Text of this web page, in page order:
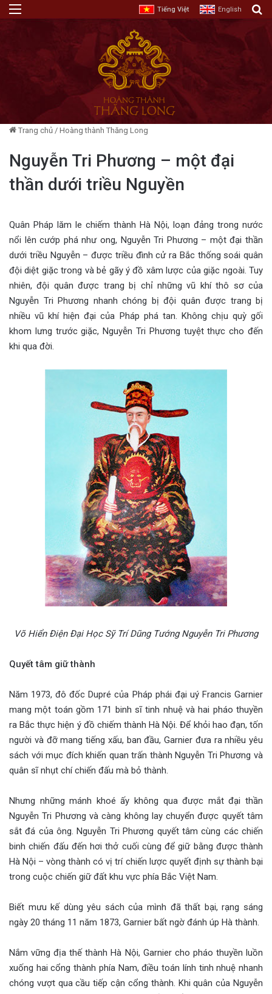
Tiếng Việt English
Trang chủ / Hoàng thành Thăng Long
Nguyễn Tri Phương – một đại
thần dưới triều Nguyền
Quân Pháp lăm le chiếm thành Hà Nội, loạn đảng trong nước
nổi lên cướp phá như ong, Nguyễn Tri Phương – một đại thần
dưới triều Nguyễn – được triều đình cử ra Bắc thống soái quân
đội diệt giặc trong và bẻ gãy ý đồ xâm lược của giặc ngoài. Tuy
nhiên, đội quân được trang bị chỉ những vũ khí thô sơ của
Nguyễn Tri Phương nhanh chóng bị đội quân được trang bị
nhiều vũ khí hiện đại của Pháp phá tan. Không chịu quỳ gối
khom lưng trước giặc, Nguyễn Tri Phương tuyệt thực cho đến
khi qua đời.
Võ Hiển Điện Đại Học Sỹ Trí Dũng Tướng Nguyễn Tri Phương
Quyết tâm giữ thành
Năm 1973, đô đốc Dupré của Pháp phái đại uý Francis Garnier
mang một toán gồm 171 binh sĩ tinh nhuệ và hai pháo thuyền
ra Bắc thực hiện ý đồ chiếm thành Hà Nội. Để khỏi hao đạn, tốn
người và đỡ mang tiếng xấu, ban đầu, Garnier đưa ra nhiều yêu
sách với mục đích khiến quan trấn thành Nguyễn Tri Phương và
quân sĩ nhụt chí chiến đấu mà bỏ thành.
Nhưng những mánh khoé ấy không qua được mắt đại thần
Nguyễn Tri Phương và càng không lay chuyển được quyết tâm
sắt đá của ông. Nguyễn Tri Phương quyết tâm cùng các chiến
binh chiến đấu đến hơi thở cuối cùng để giữ bằng được thành
Hà Nội – vòng thành có vị trí chiến lược quyết định sự thành bại
trong cuộc chiến giữ đất khu vực phía Bắc Việt Nam.
Biết mưu kế dùng yêu sách của mình đã thất bại, rạng sáng
ngày 20 tháng 11 năm 1873, Garnier bất ngờ đánh úp Hà thành.
Nắm vững địa thế thành Hà Nội, Garnier cho pháo thuyền luồn
xuống hai cổng thành phía Nam, điều toán lính tinh nhuệ nhanh
chóng vượt qua cầu tiếp cận cổng thành. Khi quân của Nguyễn